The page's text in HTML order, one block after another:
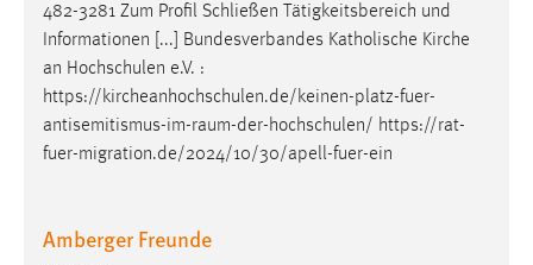
482-3281 Zum Profil Schließen Tätigkeitsbereich und
Informationen [...] Bundesverbandes Katholische Kirche
an Hochschulen e.V. :
https://kircheanhochschulen.de/keinen-platz-fuer-
antisemitismus-im-raum-der-hochschulen/ https://rat-
fuer-migration.de/2024/10/30/apell-fuer-ein
Amberger Freunde
Zweck:
Für performante Seitenauslieferung wird in diesem Cookie
gespeichert, ob man eingeloggt ist.
Sprachpräferenz
Zweck: